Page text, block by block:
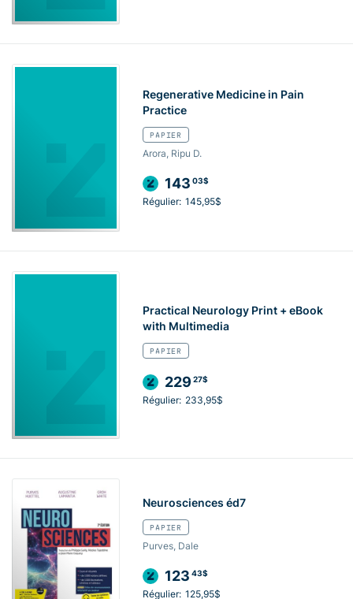
Regenerative Medicine in Pain
Practice
PAPIER
Arora, Ripu D.
143 03$
Régulier: 145,95$
Practical Neurology Print + eBook
with Multimedia
PAPIER
229 27$
Régulier: 233,95$
Neurosciences éd7
PAPIER
Purves, Dale
123 43$
Régulier: 125,95$